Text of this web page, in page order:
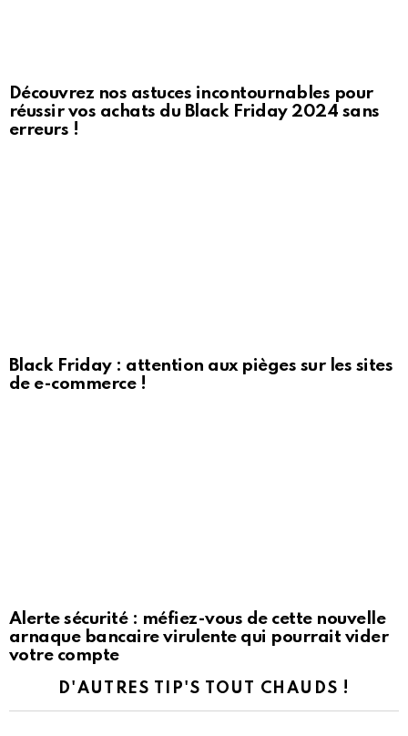
Découvrez nos astuces incontournables pour
réussir vos achats du Black Friday 2024 sans
erreurs !
Black Friday : attention aux pièges sur les sites
de e-commerce !
Alerte sécurité : méfiez-vous de cette nouvelle
arnaque bancaire virulente qui pourrait vider
votre compte
D'AUTRES TIP'S TOUT CHAUDS !